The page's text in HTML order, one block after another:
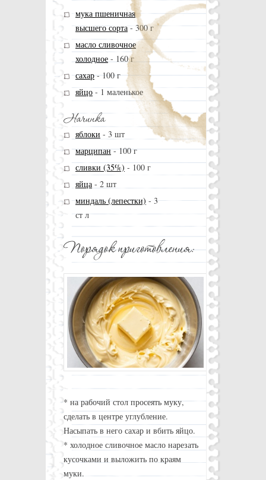
мука пшеничная
высшего сорта- 300 г
масло сливочное
холодное- 160 г
сахар-100 г
яйцо- 1 маленькое
яблоки - 3 шт
марципан - 100 г
сливки (35%) - 100 г
яйца- 2 шт
миндаль (лепестки) - 3
ст л
* на рабочий стол просеять муку,
сделать в центре углубление.
Насыпать в него сахар и вбить яйцо.
* холодное сливочное масло нарезать
кусочками и выложить по краям
муки.